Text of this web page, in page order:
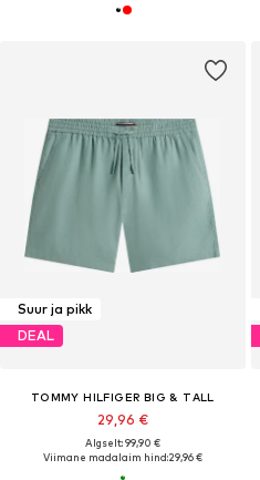
Suur ja pikk
DEAL
TOMMY HILFIGER BIG & TALL
29,96 €
Algselt: 99,90 €
Viimane madalaim hind:29,96 €